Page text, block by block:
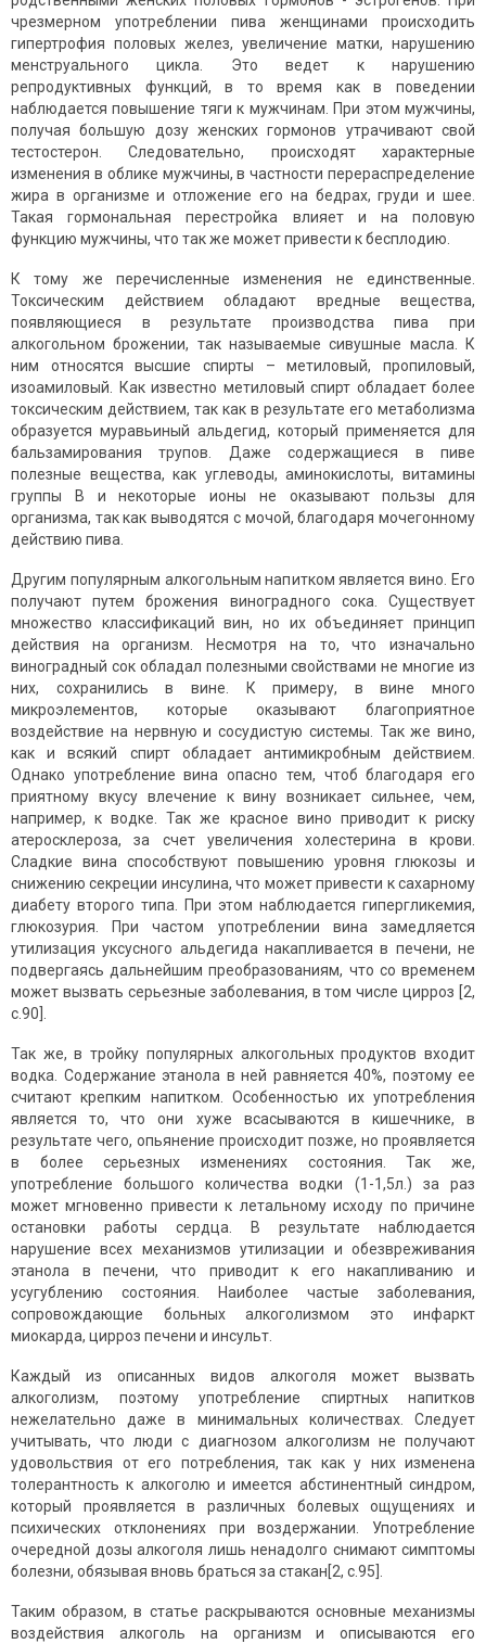
чрезмерном употреблении пива женщинами происходить
гипертрофия половых желез, увеличение матки, нарушению
менструального цикла. Это ведет к нарушению
репродуктивных функций, в то время как в поведении
наблюдается повышение тяги к мужчинам. При этом мужчины,
получая большую дозу женских гормонов утрачивают свой
тестостерон. Следовательно, происходят характерные
изменения в облике мужчины, в частности перераспределение
жира в организме и отложение его на бедрах, груди и шее.
Такая гормональная перестройка влияет и на половую
функцию мужчины, что так же может привести к бесплодию.
К тому же перечисленные изменения не единственные.
Токсическим действием обладают вредные вещества,
появляющиеся в результате производства пива при
алкогольном брожении, так называемые сивушные масла. К
ним относятся высшие спирты – метиловый, пропиловый,
изоамиловый. Как известно метиловый спирт обладает более
токсическим действием, так как в результате его метаболизма
образуется муравьиный альдегид, который применяется для
бальзамирования трупов. Даже содержащиеся в пиве
полезные вещества, как углеводы, аминокислоты, витамины
группы В и некоторые ионы не оказывают пользы для
организма, так как выводятся с мочой, благодаря мочегонному
действию пива.
Другим популярным алкогольным напитком является вино. Его
получают путем брожения виноградного сока. Существует
множество классификаций вин, но их объединяет принцип
действия на организм. Несмотря на то, что изначально
виноградный сок обладал полезными свойствами не многие из
них, сохранились в вине. К примеру, в вине много
микроэлементов, которые оказывают благоприятное
воздействие на нервную и сосудистую системы. Так же вино,
как и всякий спирт обладает антимикробным действием.
Однако употребление вина опасно тем, чтоб благодаря его
приятному вкусу влечение к вину возникает сильнее, чем,
например, к водке. Так же красное вино приводит к риску
атеросклероза, за счет увеличения холестерина в крови.
Сладкие вина способствуют повышению уровня глюкозы и
снижению секреции инсулина, что может привести к сахарному
диабету второго типа. При этом наблюдается гипергликемия,
глюкозурия. При частом употреблении вина замедляется
утилизация уксусного альдегида накапливается в печени, не
подвергаясь дальнейшим преобразованиям, что со временем
может вызвать серьезные заболевания, в том числе цирроз [2,
с.90].
Так же, в тройку популярных алкогольных продуктов входит
водка. Содержание этанола в ней равняется 40%, поэтому ее
считают крепким напитком. Особенностью их употребления
является то, что они хуже всасываются в кишечнике, в
результате чего, опьянение происходит позже, но проявляется
в более серьезных изменениях состояния. Так же,
употребление большого количества водки (1-1,5л.) за раз
может мгновенно привести к летальному исходу по причине
остановки работы сердца. В результате наблюдается
нарушение всех механизмов утилизации и обезвреживания
этанола в печени, что приводит к его накапливанию и
усугублению состояния. Наиболее частые заболевания,
сопровождающие больных алкоголизмом это инфаркт
миокарда, цирроз печени и инсульт.
Каждый из описанных видов алкоголя может вызвать
алкоголизм, поэтому употребление спиртных напитков
нежелательно даже в минимальных количествах. Следует
учитывать, что люди с диагнозом алкоголизм не получают
удовольствия от его потребления, так как у них изменена
толерантность к алкоголю и имеется абстинентный синдром,
который проявляется в различных болевых ощущениях и
психических отклонениях при воздержании. Употребление
очередной дозы алкоголя лишь ненадолго снимают симптомы
болезни, обязывая вновь браться за стакан[2, с.95].
Таким образом, в статье раскрываются основные механизмы
воздействия алкоголь на организм и описываются его